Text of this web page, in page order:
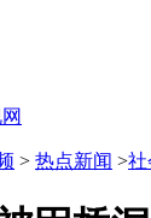
> 热点新闻 >社